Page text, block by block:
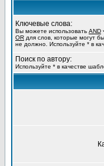
Ключевые слова:
Вы можете использовать AND
OR для слов, которые могут
не должно. Используйте * в
Поиск по автору:
Используйте * в качестве